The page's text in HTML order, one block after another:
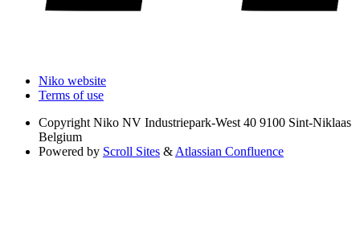
Niko website
Terms of use
Copyright Niko NV Industriepark-West 40 9100 Sint-Niklaas
Belgium
Powered by Scroll Sites & Atlassian Confluence